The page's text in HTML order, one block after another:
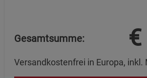
Gesamtsumme: €
Versandkostenfrei in Europa, inkl.